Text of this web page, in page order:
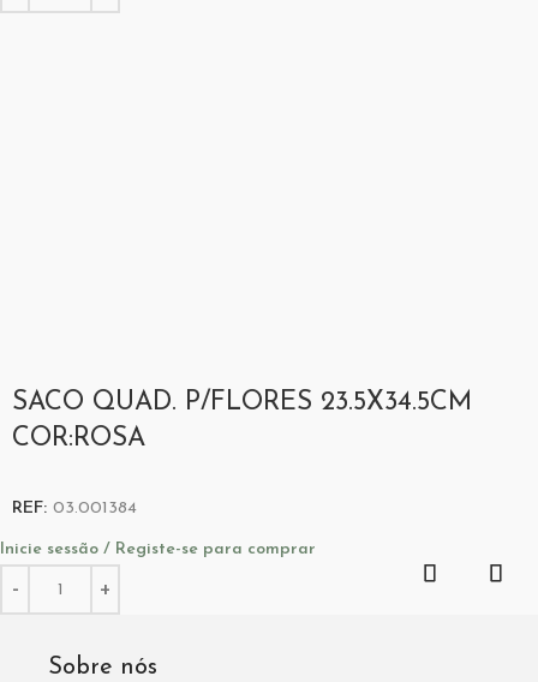
SACO QUAD. P/FLORES 23.5X34.5CM
COR:ROSA
REF: 03.001384
Inicie sessão / Registe-se para comprar
Sobre nós